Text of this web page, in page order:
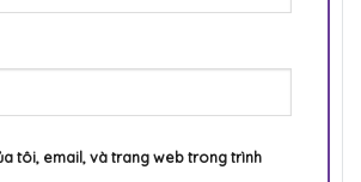
tôi, email, và trang web trong trình